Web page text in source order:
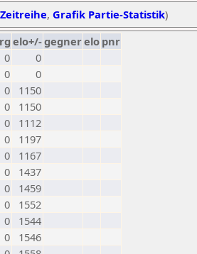
, Grafik Partie-Statistik)
elo+/-gegnerelo pnr
0
0
0
0
0
1150
0
1150
0
1112
0
1197
0
1167
0
1437
0
1459
0
1552
0
1544
0
1546